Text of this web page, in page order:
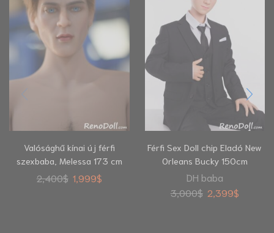
Valósághű kínai új férfi
szexbaba, Melessa 173 cm
2,400$ 1,999$
Férfi Sex Doll chip Eladó New
Orleans Bucky 150cm
DH baba
3,000$ 2,399$